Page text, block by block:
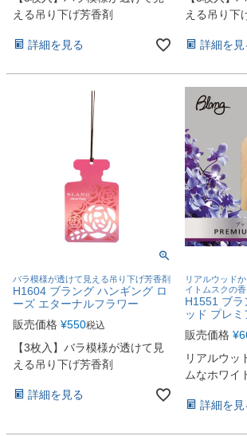
える吊り下げ芳香剤
詳細を見る
える吊り下
詳細を見
バラ模様が透けて見える吊り下げ芳香剤
H1604 ブラング ハンギング ロ
ーズ エターナルフラワー
販売価格 ¥550税込
【3枚入】バラ模様が透けて見
える吊り下げ芳香剤
詳細を見る
リアルウッド
イトムスクの香
H1551 ブラ
ッド プレ
販売価格 ¥
リアルウッ
ムなホワイ
詳細を見